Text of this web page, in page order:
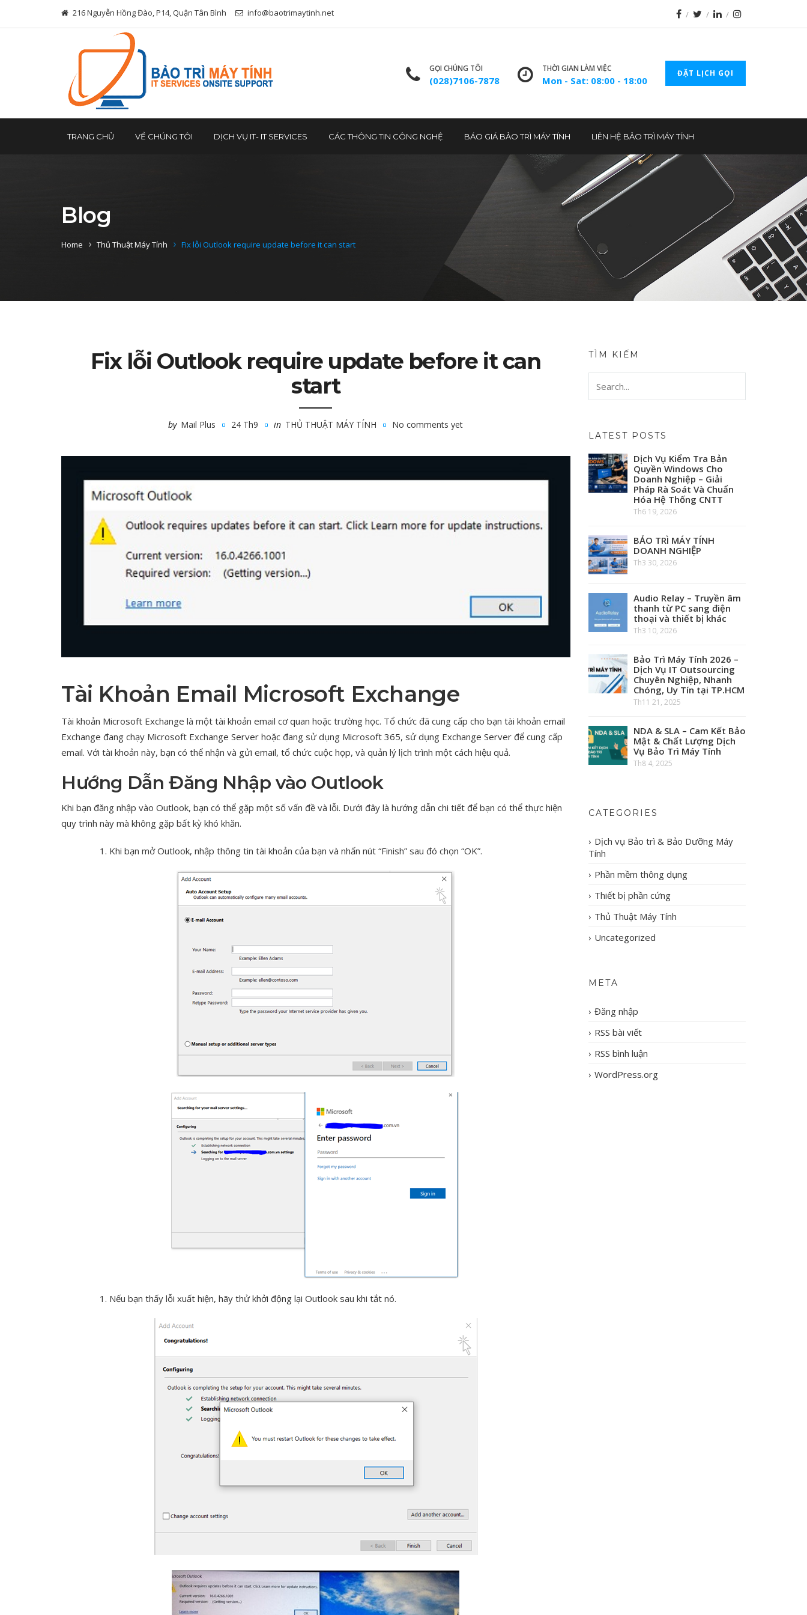
216 Nguyễn Hồng Đào, P14, Quận Tân Bình info@baotrimaytinh.net
GỌI CHÚNG TÔI
(028)7106-7878
THỜI GIAN LÀM VIỆC
Mon - Sat: 08:00 - 18:00
ĐẶT LỊCH GỌI
TRANG CHỦ VỀ CHÚNG TÔI DỊCH VỤ IT- IT SERVICES CÁC THÔNG TIN CÔNG NGHỆ BÁO GIÁ BẢO TRÌ MÁY TÍNH LIÊN HỆ BẢO TRÌ MÁY TÍNH
Blog
Home Thủ Thuật Máy Tính Fix lỗi Outlook require update before it can start
Fix lỗi Outlook require update before it can
start
by Mail Plus 24 Th9 in THỦ THUẬT MÁY TÍNH No comments yet
Tài Khoản Email Microsoft Exchange
Tài khoản Microsoft Exchange là một tài khoản email cơ quan hoặc trường học. Tổ chức đã cung cấp cho bạn tài khoản email
Exchange đang chạy Microsoft Exchange Server hoặc đang sử dụng Microsoft 365, sử dụng Exchange Server để cung cấp
email. Với tài khoản này, bạn có thể nhận và gửi email, tổ chức cuộc họp, và quản lý lịch trình một cách hiệu quả.
Hướng Dẫn Đăng Nhập vào Outlook
Khi bạn đăng nhập vào Outlook, bạn có thể gặp một số vấn đề và lỗi. Dưới đây là hướng dẫn chi tiết để bạn có thể thực hiện
quy trình này mà không gặp bất kỳ khó khăn.
Khi bạn mở Outlook, nhập thông tin tài khoản của bạn và nhấn nút “Finish” sau đó chọn “OK”.
Nếu bạn thấy lỗi xuất hiện, hãy thử khởi động lại Outlook sau khi tắt nó.
TÌM KIẾM
LATEST POSTS
Dịch Vụ Kiểm Tra Bản
Quyền Windows Cho
Doanh Nghiệp – Giải
Pháp Rà Soát Và Chuẩn
Hóa Hệ Thống CNTT
Th6 19, 2026
BẢO TRÌ MÁY TÍNH
DOANH NGHIỆP
Th3 30, 2026
Audio Relay – Truyền âm
thanh từ PC sang điện
thoại và thiết bị khác
Th3 10, 2026
Bảo Trì Máy Tính 2026 –
Dịch Vụ IT Outsourcing
Chuyên Nghiệp, Nhanh
Chóng, Uy Tín tại TP.HCM
Th11 21, 2025
NDA & SLA – Cam Kết Bảo
Mật & Chất Lượng Dịch
Vụ Bảo Trì Máy Tính
Th8 4, 2025
CATEGORIES
Dịch vụ Bảo trì & Bảo Dưỡng Máy
Tính
Phần mềm thông dụng
Thiết bị phần cứng
Thủ Thuật Máy Tính
Uncategorized
META
Đăng nhập
RSS bài viết
RSS bình luận
WordPress.org